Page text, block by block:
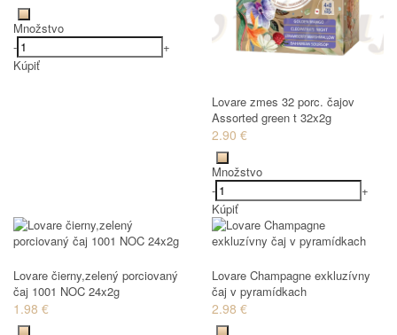
Množstvo
-
+
Kúpiť
Lovare zmes 32 porc. čajov
Assorted green t 32x2g
2.90 €
Množstvo
-
+
Kúpiť
Lovare čierny,zelený porciovaný
čaj 1001 NOC 24x2g
1.98 €
Lovare Champagne exkluzívny
čaj v pyramídkach
2.98 €